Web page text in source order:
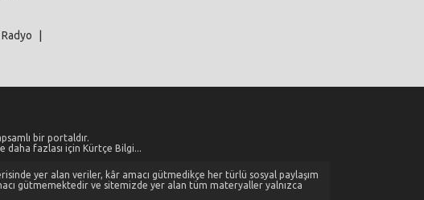
Radyo
bir portaldır.
daha fazlası için Kürtçe Bilgi...
yer alan veriler, kâr amacı gütmedikçe her türlü sosyal paylaşım
gütmemektedir ve sitemizde yer alan tüm materyaller yalnızca